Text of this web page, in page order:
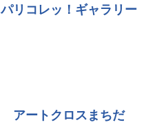
パリコレッ！ギャラリー
アートクロスまちだ